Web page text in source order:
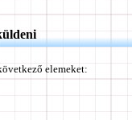
elemeket: